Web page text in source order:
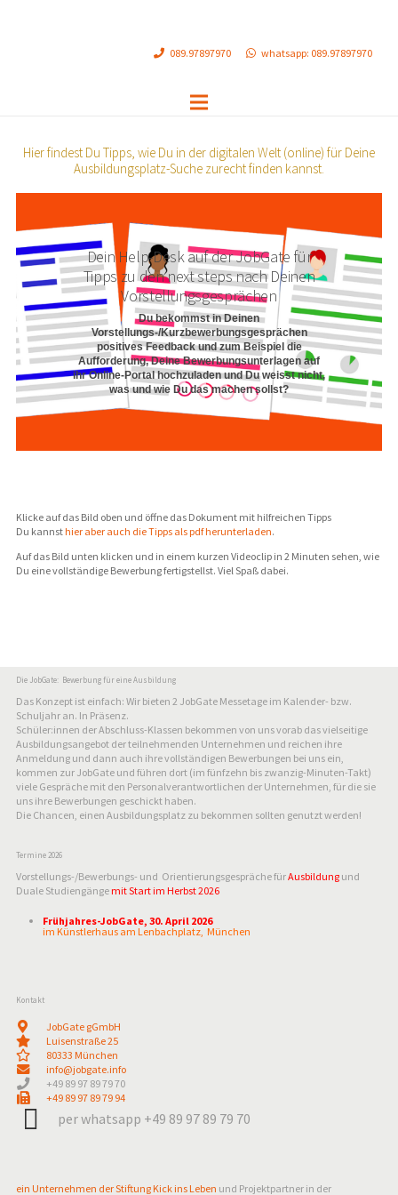
089.97897970 whatsapp: 089.97897970
Hier findest Du Tipps, wie Du in der digitalen Welt (online) für Deine
Ausbildungsplatz-Suche zurecht finden kannst.
Dein Help-Desk auf der JobGate für
Tipps zu den next steps nach Deinen
Vorstellungsgesprächen
Du bekommst in Deinen
Vorstellungs-/Kurzbewerbungsgesprächen
positives Feedback und zum Beispiel die
Aufforderung, Deine Bewerbungsunterlagen auf
ihr Online-Portal hochzuladen und Du weisst nicht,
was und wie Du das machen sollst?
...dann komm einfach zu unserem Help-
Desk auf der JobGate!
dort helfen wir Dir gerne bei der Online-
Bewerbung!
Klicke auf das Bild oben und öffne das Dokument mit hilfreichen Tipps
Du kannst hier aber auch die Tipps als pdf herunterladen.
Auf das Bild unten klicken und in einem kurzen Videoclip in 2 Minuten sehen, wie
Du eine vollständige Bewerbung fertigstellst. Viel Spaß dabei.
Die JobGate: Bewerbung für eine Ausbildung
Das Konzept ist einfach: Wir bieten 2 JobGate Messetage im Kalender- bzw.
Schuljahr an. In Präsenz.
Schüler:innen der Abschluss-Klassen bekommen von uns vorab das vielseitige
Ausbildungsangebot der teilnehmenden Unternehmen und reichen ihre
Anmeldung und dann auch ihre vollständigen Bewerbungen bei uns ein,
kommen zur JobGate und führen dort (im fünfzehn bis zwanzig-Minuten-Takt)
viele Gespräche mit den Personalverantwortlichen der Unternehmen, für die sie
uns ihre Bewerbungen geschickt haben.
Die Chancen, einen Ausbildungsplatz zu bekommen sollten genutzt werden!
Termine 2026
Vorstellungs-/Bewerbungs- und Orientierungsgespräche fürAusbildung und
Duale Studiengänge mit Start im Herbst 2026
Frühjahres-JobGate, 30. April 2026
im Künstlerhaus am Lenbachplatz, München
Kontakt
JobGate gGmbH
Luisenstraße 25
80333 München
info@jobgate.info
+49 89 97 89 79 70
+49 89 97 89 79 94
per whatsapp +49 89 97 89 79 70
ein Unternehmen der Stiftung Kick ins Leben und Projektpartner in der